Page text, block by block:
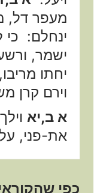
מעפר דל,
ינחלם:
ישמר,
יחתו
וירם קרן
א ב,יא
את-פני,
כפי